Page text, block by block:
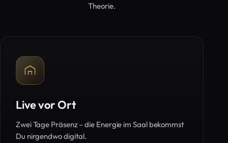
Theorie.
Live vor Ort
Zwei Tage Präsenz – die Energie im Saal bekommst
Du nirgendwo digital.